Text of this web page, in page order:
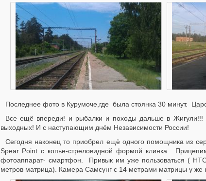
Последнее фото в Курумоче,где была стоянка 30 минут.
Все ещё впереди! и рыбалки и походы дальше в Жигули!!!
выходных! И с наступающим днём Независимости России!
Сегодня наконец то приобрел ещё одного помощника из
Spear Point с копье-стреловидной формой клинка.
фотоаппарат- смартфон. Привык им уже пользоваться (
метров матрица). Камера Самсунг с 14 метрами матрицы у же